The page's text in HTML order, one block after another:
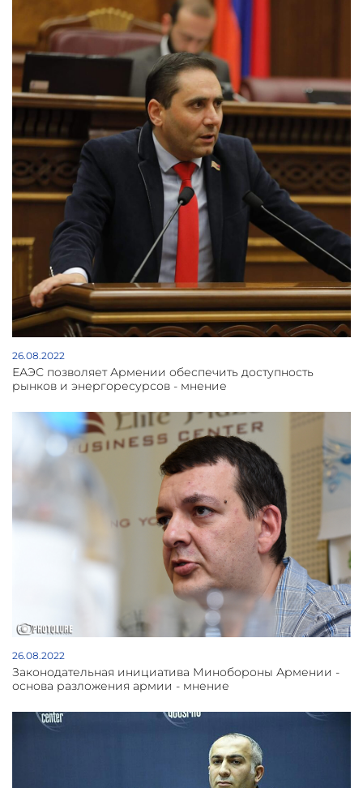
26.08.2022
ЕАЭС позволяет Армении обеспечить доступность
рынков и энергоресурсов - мнение
26.08.2022
Законодательная инициатива Минобороны Армении -
основа разложения армии - мнение